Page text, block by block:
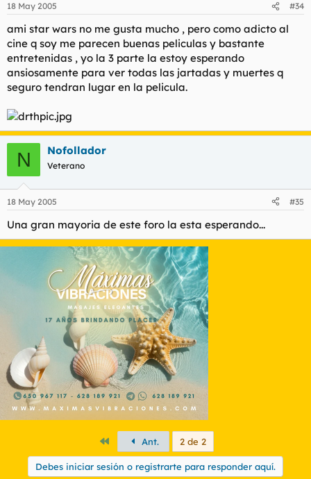
18 May 2005 #34
ami star wars no me gusta mucho , pero como adicto al
cine q soy me parecen buenas peliculas y bastante
entretenidas , yo la 3 parte la estoy esperando
ansiosamente para ver todas las jartadas y muertes q
seguro tendran lugar en la pelicula.
N Nofollador
Veterano
18 May 2005 #35
Una gran mayoria de este foro la esta esperando...
PrimeroAnt. 2 de 2
Debes iniciar sesión o registrarte para responder aquí.